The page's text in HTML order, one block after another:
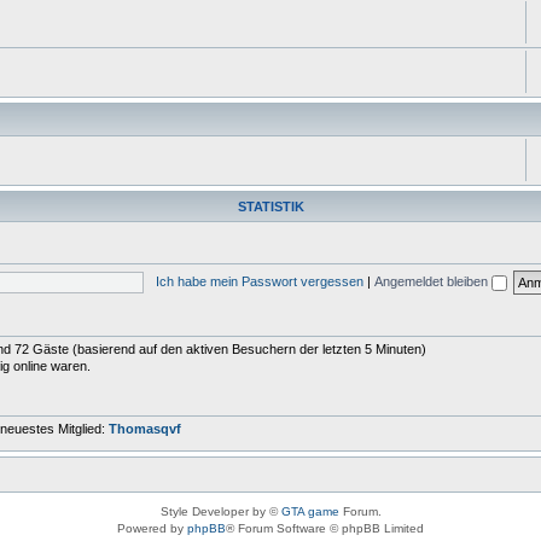
STATISTIK
Ich habe mein Passwort vergessen | Angemeldet bleiben
72 Gäste (basierend auf den aktiven Besuchern der letzten 5 Minuten)
online waren.
Mitglied: Thomasqvf
Style Developer by ©GTA game Forum.
Powered by phpBB® Forum Software © phpBB Limited